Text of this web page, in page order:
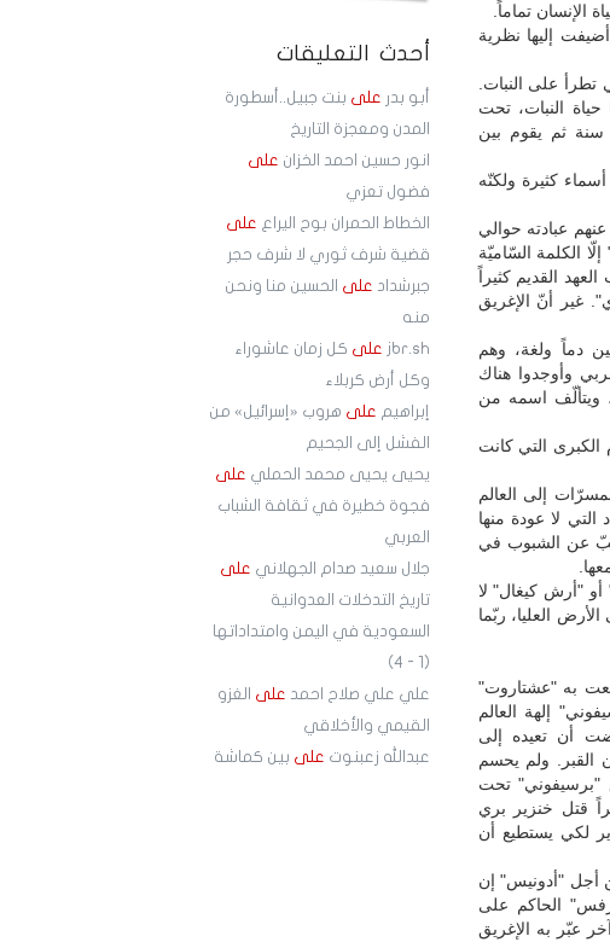
أحدث التعليقات
أبو بدر على بنت جبيل..أسطورة
المدن ومعجزة التاريخ
انور حسين احمد الخزان على
فضول تعزي
الخطاط الحمران بوح اليراع على
قضية شرف ثوري لا شرف حجر
جبرشداد على
الحسين منا ونحن
منه
jbr.sh على كل زمان عاشوراء
وكل أرض كربلاء
إبراهيم على هروب «إسرائيل» من
الفشل إلى الجحيم
يحيى يحيى محمد الحملي على
فجوة خطيرة في ثقافة الشباب
العربي
جلال سعيد صدام الجهلاني على
تاريخ التدخلات العدوانية
السعودية في اليمن وامتداداتها
(1 - 4)
علي علي صلاح احمد على
الغزو
القيمي والأخلاقي
عبدالله زعبنوت على بين كماشة
الإنسان تماماً.
إليها نظرية
تطرأ على النبات.
النبات، تحت
سنة ثم يقوم بين
كثيرة ولكنّه
عبادته حوالي
الكلمة السّاميّة
القديم كثيراً
غير أنّ الإغريق
دماً ولغة، وهم
وأوجدوا هناك
ويتألّف اسمه من
التي كانت
إلى العالم
لا عودة منها
عن الشبوب في
أو "أرش كيغال" لا
العليا، ربّما
به "عشتاروت"
إلهة العالم
أن تعيده إلى
القبر. ولم يحسم
"برسيفوني" تحت
قتل خنزير بري
لكي يستطيع أن
أجل "أدونيس" إن
الحاكم على
عبّر به الإغريق